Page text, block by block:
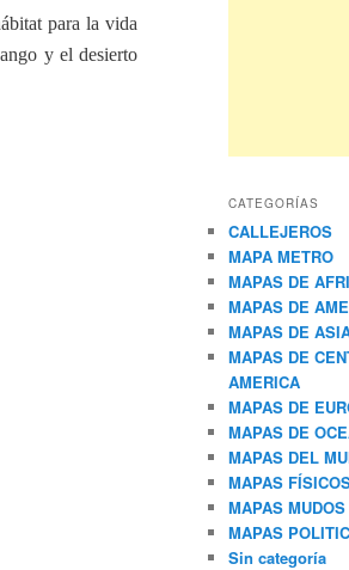
para la vida
y el desierto
CATEGORÍAS
CALLEJEROS
MAPA METRO
MAPAS DE
MAPAS DE
MAPAS DE
MAPAS DE
AMERICA
MAPAS DE
MAPAS DE
MAPAS DEL
MAPAS
MAPAS MUDOS
MAPAS
Sin categoría